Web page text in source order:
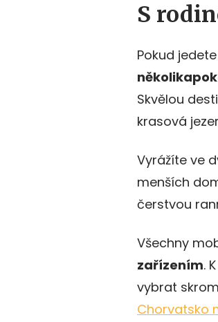
S
Pokud
Skvělou
krasová
Vyrážíte ve
menších
čerstvou
Všechny
zařízením.
vybrat
Chorvatsko